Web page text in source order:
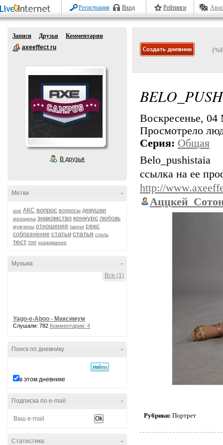
Регистрация Вход Рейтинги
Записи Друзья
Комментарии
axeeffect ru
В друзья
-
Метки
axe АКС вопрос вопросы девушки
женщины знакомство конкурс любовь
мужчины отношения парни секс
соблазнение статьи статья стиль
тест топ ухаживание
-
Музыка
Все (1)
Yago-e-Aboo - Максимум
Слушали: 782 Комментарии: 4
-
Поиск по дневнику
в этом дневнике
-
Подписка по e-mail
-
Статистика
Воскресенье, 04
Просмотрело
Серия: Общая
Belo_pushistaia
ссылка на ее
http://
Рубрики: Портрет